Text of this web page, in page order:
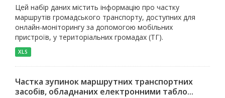
Цей набір даних містить інформацію про частку
маршрутів громадського транспорту, доступних для
онлайн-моніторингу за допомогою мобільних
пристроїв, у територіальних громадах (ТГ).
XLS
Частка зупинок маршрутних транспортних
засобів, обладнаних електронними табло...